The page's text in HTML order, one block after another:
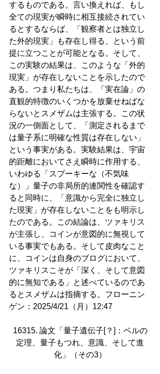
するものである。言い換えれば、もし
全ての現実が瞬時に相互接続されてい
るとするならば、「観察者とは独立し
た外的現実」も存在し得る、という前
提に立つことが可能となる。そして、
この実験の結果は、このような「外的
現実」が存在しないことを示したので
ある。つまり私たちは、「実在論」の
直観的特徴のいくつかを放棄せねばな
らないとスメザムは主張する。この状
況の一側面として、「測定されるまで
は量子系に明確な性質は存在しない」
という事実がある。実験結果は、宇宙
的距離においてさえ瞬時に作用する、
いわゆる「スプーキーな（不気味
な）」量子の非局所的連関性を確認す
ると同時に、「意識から完全に独立し
た現実」が存在しないことをも明示し
たのである。この結論は、ツァキリス
が主張し、コインが意図的に無視して
いる事実でもある。そして皮肉なこと
に、コインは自身のブログにおいて、
ツァキリスこそが「深く、そして意図
的に無知である」と述べているのであ
るとスメザムは指摘する。フローニン
ゲン：2025/4/21（月）12:47
16315. 論文「量子遺伝子[？]：ベルの
定理、量子もつれ、意識、そして進
化」（その3）